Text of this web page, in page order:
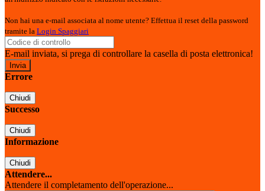
Non hai una e-mail associata al nome utente? Effettua il reset della password
tramite la Login Spaggiari
E-mail inviata, si prega di controllare la casella di posta elettronica!
Errore
Chiudi
Successo
Chiudi
Informazione
Chiudi
Attendere...
Attendere il completamento dell'operazione...